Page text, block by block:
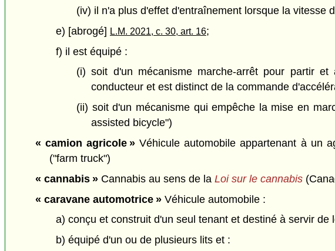
(iv) il n'a plus d'effet d'entraînement lorsque la vitesse
e) [abrogé] L.M. 2021, c. 30, art. 16;
f) il est équipé :
(i) soit d'un mécanisme marche-arrêt pour partir
conducteur et est distinct de la commande
(ii) soit d'un mécanisme qui empêche la mise en
assisted bicycle")
« camion agricole » Véhicule automobile appartenant à un
("farm truck")
« cannabis »Cannabis au sens de la Loi sur le cannabis
« caravane automotrice »Véhicule automobile :
a) conçu et construit d'un seul tenant et destiné à servir de
b) équipé d'un ou de plusieurs lits et :